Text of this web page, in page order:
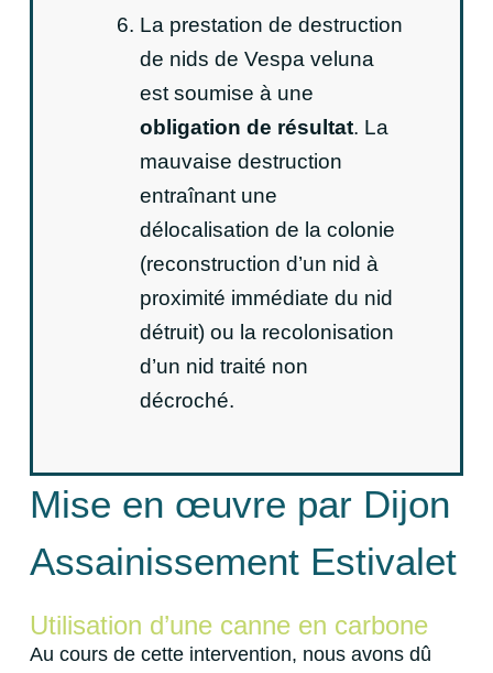
La prestation de destruction
de nids de Vespa veluna
est soumise à une
obligation de résultat. La
mauvaise destruction
entraînant une
délocalisation de la colonie
(reconstruction d’un nid à
proximité immédiate du nid
détruit) ou la recolonisation
d’un nid traité non
décroché.
Mise en œuvre par Dijon
Assainissement Estivalet
Utilisation d’une canne en carbone
Au cours de cette intervention, nous avons dû